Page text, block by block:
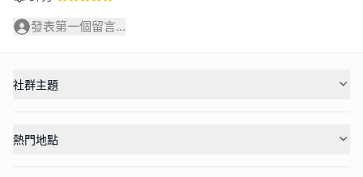
發表第一個留言...
社群主題
熱門地點